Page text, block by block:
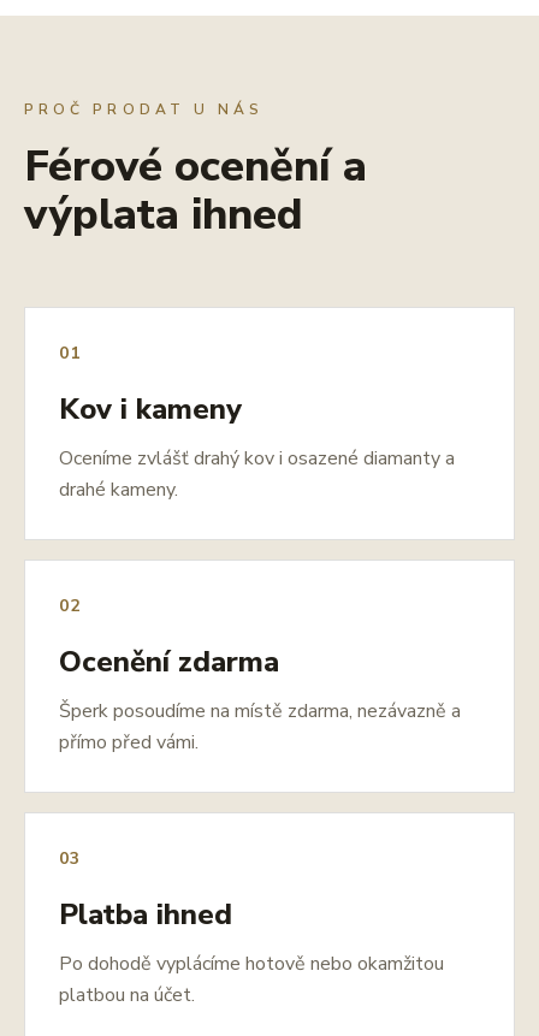
PROČ PRODAT U NÁS
Férové ocenění a
výplata ihned
01
Kov i kameny
Oceníme zvlášť drahý kov i osazené diamanty a
drahé kameny.
02
Ocenění zdarma
Šperk posoudíme na místě zdarma, nezávazně a
přímo před vámi.
03
Platba ihned
Po dohodě vyplácíme hotově nebo okamžitou
platbou na účet.